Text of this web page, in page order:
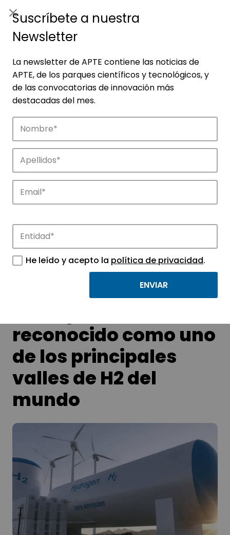
Noticias
Conoce las noticias más destacadas de
APTE y sus parques científicos y
tecnológicos.
El Corredor Vasco del
reconocido como uno
de los principales
valles de H2 del
mundo
Suscríbete a nuestra
Newsletter
La newsletter de APTE contiene las noticias de
APTE, de los parques científicos y tecnológicos, y
de las convocatorias de innovación más
destacadas del mes.
He leído y acepto la política de privacidad.